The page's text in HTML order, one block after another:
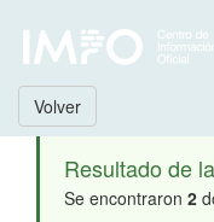
Volver
Resultado de
Se encontraron 2